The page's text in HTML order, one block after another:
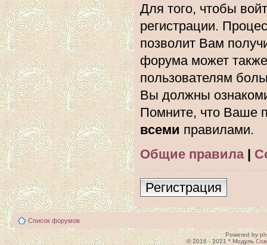
Для того, чтобы
регистрации.
позволит Вам
форума может
пользователям
Вы должны
Помните, что Ваше
всеми правилами.
Общие правила|
Регистрация
Список форумов
Powered by
© 2016 - 2021 * Модуль